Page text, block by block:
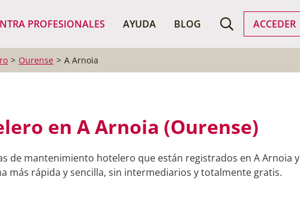
PROFESIONALES AYUDA BLOG ACCEDER
BUSCAR PROFESIONALES
Ourense A Arnoia
en A Arnoia (Ourense)
de mantenimiento hotelero que están registrados en A Arnoia y
más rápida y sencilla, sin intermediarios y totalmente gratis.